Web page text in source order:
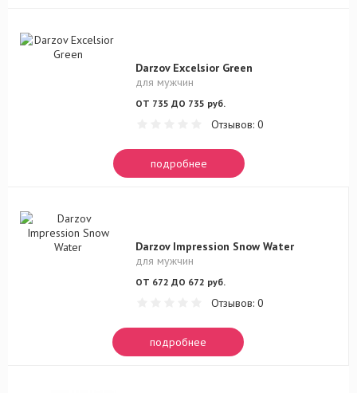
Darzov Excelsior Green
для мужчин
ОТ 735 ДО 735 руб.
Отзывов: 0
подробнее
Darzov Impression Snow Water
для мужчин
ОТ 672 ДО 672 руб.
Отзывов: 0
подробнее